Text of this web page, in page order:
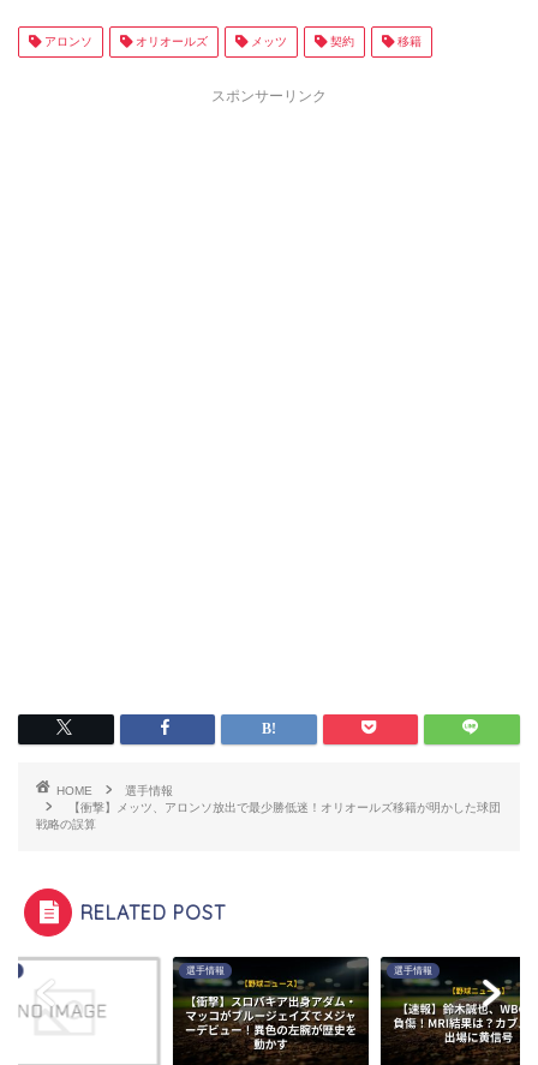
アロンソ オリオールズ メッツ 契約 移籍
スポンサーリンク
HOME
選手情報
【衝撃】メッツ、アロンソ放出で最少勝低迷！オリオールズ移籍が明かした球団
戦略の誤算
RELATED POST
選手情報 選手情報